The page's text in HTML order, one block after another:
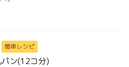
簡単レシピ
ン(12コ分)